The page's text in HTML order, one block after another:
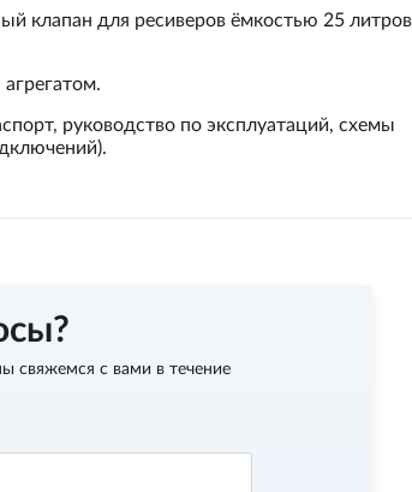
клапан для ресиверов ёмкостью 25
руководство по эксплуатаций, схемы
свяжемся с вами в течение